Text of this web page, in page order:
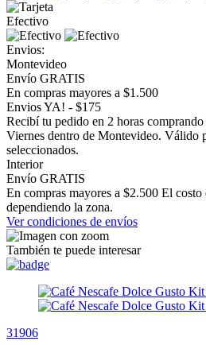
Efectivo
Envios:
Montevideo
Envío GRATIS
En compras mayores a $1.500
Envios YA! - $175
Recibí tu pedido en 2 horas comprando
Viernes dentro de Montevideo. Válido
seleccionados.
Interior
Envío GRATIS
En compras mayores a $2.500 El
dependiendo la zona.
Ver condiciones de envíos
También te puede interesar
31906